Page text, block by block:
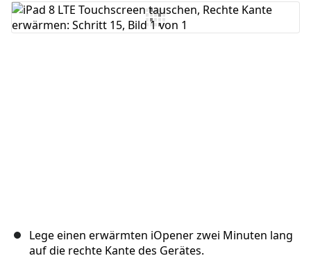
Kommentar hinzufügen
Lege einen erwärmten iOpener zwei Minuten lang
auf die rechte Kante des Gerätes.